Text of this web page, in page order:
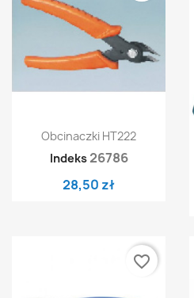
Obcinaczki HT222
Indeks 26786
28,50 zł
favorite_border